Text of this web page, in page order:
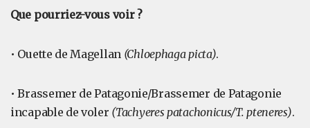
Que pourriez-vous voir ?
• Ouette de Magellan (Chloephaga picta).
• Brassemer de Patagonie/Brassemer de Patagonie
incapable de voler (Tachyeres patachonicus/T. pteneres).